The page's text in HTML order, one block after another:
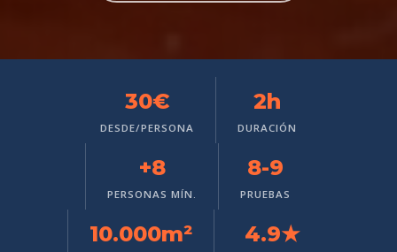
30€
DESDE/PERSONA
2h
DURACIÓN
+8
PERSONAS MÍN.
8-9
PRUEBAS
10.000m² 4.9★